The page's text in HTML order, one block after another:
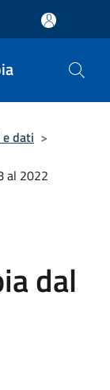
dati >
al 2022
dal